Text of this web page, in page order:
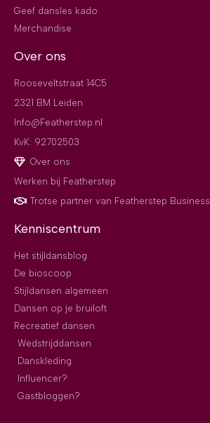
Geef dansles kado
Merchandise
Over ons
Rooseveltstraat 14C5
2321 BM Leiden
Info@Featherstep.nl
KvK: 92702503
Over ons
Werken bij Featherstep
Trotse partner van Featherstep Business
Kenniscentrum
Het stijldansblog
De bioscoop
Stijldansen algemeen
Dansen op je bruiloft
Recreatief dansen
Wedstrijddansen
Danskleding
Influencer?
Gastbloggen?